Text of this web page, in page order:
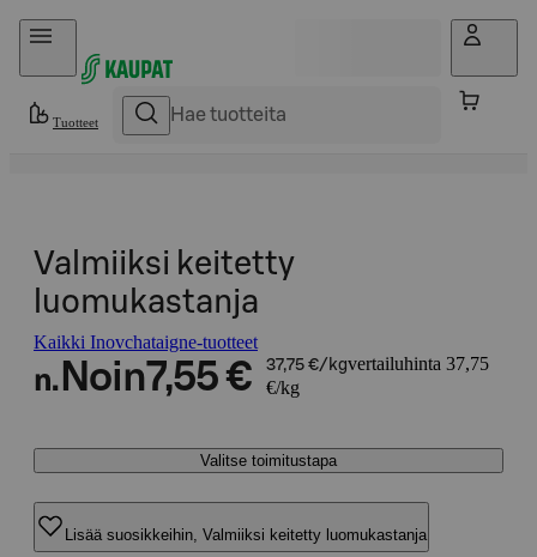
Hyppää sisältöön
Tuotteet
Valmiiksi keitetty
luomukastanja
Kaikki Inovchataigne-tuotteet
n. Noin7,55 € 37,75 €/kgvertailuhinta 37,75
€/kg
Valitse toimitustapa
Lisää suosikkeihin, Valmiiksi keitetty luomukastanja